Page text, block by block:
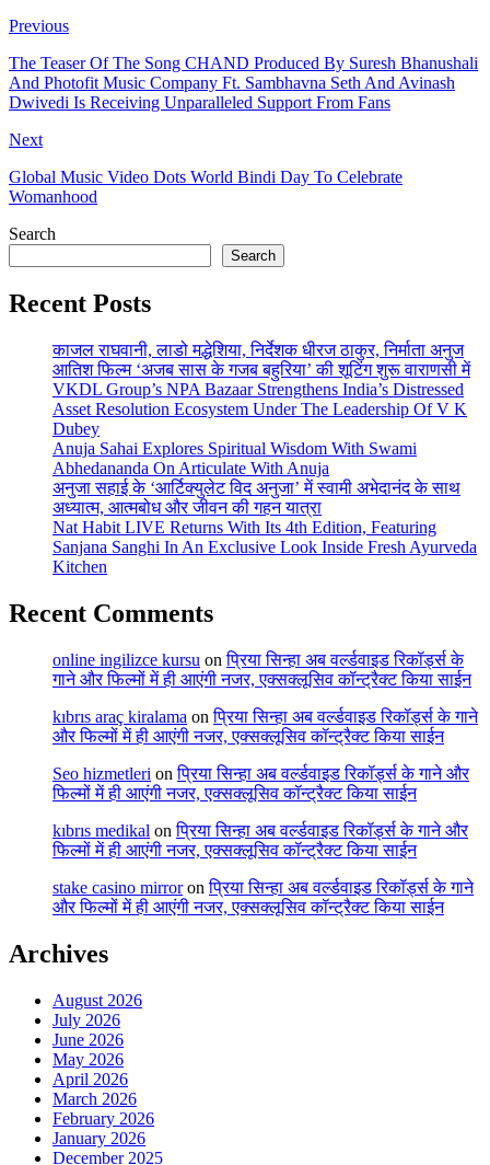
Previous
The Teaser Of The Song CHAND Produced By Suresh Bhanushali
And Photofit Music Company Ft. Sambhavna Seth And Avinash
Dwivedi Is Receiving Unparalleled Support From Fans
Next
Global Music Video Dots World Bindi Day To Celebrate
Womanhood
Search
Search
Recent Posts
काजल राघवानी, लाडो मद्धेशिया, निर्देशक धीरज ठाकुर, निर्माता अनुज
आतिश फिल्म ‘अजब सास के गजब बहुरिया’ की शूटिंग शुरू वाराणसी में
VKDL Group’s NPA Bazaar Strengthens India’s Distressed
Asset Resolution Ecosystem Under The Leadership Of V K
Dubey
Anuja Sahai Explores Spiritual Wisdom With Swami
Abhedananda On Articulate With Anuja
अनुजा सहाई के ‘आर्टिक्युलेट विद अनुजा’ में स्वामी अभेदानंद के साथ
अध्यात्म, आत्मबोध और जीवन की गहन यात्रा
Nat Habit LIVE Returns With Its 4th Edition, Featuring
Sanjana Sanghi In An Exclusive Look Inside Fresh Ayurveda
Kitchen
Recent Comments
online ingilizce kursu onप्रिया सिन्हा अब वर्ल्डवाइड रिकॉर्ड्स के
गाने और फिल्मों में ही आएंगी नजर, एक्सक्लूसिव कॉन्ट्रैक्ट किया साईन
kıbrıs araç kiralama onप्रिया सिन्हा अब वर्ल्डवाइड रिकॉर्ड्स के गाने
और फिल्मों में ही आएंगी नजर, एक्सक्लूसिव कॉन्ट्रैक्ट किया साईन
Seo hizmetleri onप्रिया सिन्हा अब वर्ल्डवाइड रिकॉर्ड्स के गाने और
फिल्मों में ही आएंगी नजर, एक्सक्लूसिव कॉन्ट्रैक्ट किया साईन
kıbrıs medikal onप्रिया सिन्हा अब वर्ल्डवाइड रिकॉर्ड्स के गाने और
फिल्मों में ही आएंगी नजर, एक्सक्लूसिव कॉन्ट्रैक्ट किया साईन
stake casino mirroronप्रिया सिन्हा अब वर्ल्डवाइड रिकॉर्ड्स के गाने
और फिल्मों में ही आएंगी नजर, एक्सक्लूसिव कॉन्ट्रैक्ट किया साईन
Archives
August 2026
July 2026
June 2026
May 2026
April 2026
March 2026
February 2026
January 2026
December 2025